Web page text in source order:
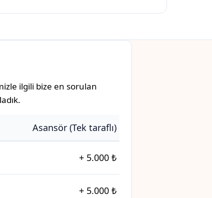
ilgili bize en sorulan
Asansör (Tek taraflı)
+ 5.000 ₺
+ 5.000 ₺